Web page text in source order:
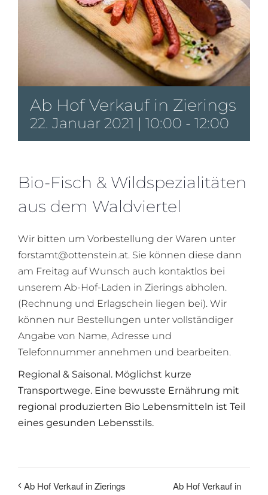
Ab Hof Verkauf in Zierings
22. Januar 2021 | 10:00 - 12:00
Bio-Fisch & Wildspezialitäten
aus dem Waldviertel
Wir bitten um Vorbestellung der Waren unter
forstamt@ottenstein.at. Sie können diese dann
am Freitag auf Wunsch auch kontaktlos bei
unserem Ab-Hof-Laden in Zierings abholen.
(Rechnung und Erlagschein liegen bei). Wir
können nur Bestellungen unter vollständiger
Angabe von Name, Adresse und
Telefonnummer annehmen und bearbeiten.
Regional & Saisonal. Möglichst kurze
Transportwege. Eine bewusste Ernährung mit
regional produzierten Bio Lebensmitteln ist Teil
eines gesunden Lebensstils.
Ab Hof Verkauf in Zierings
Ab Hof Verkauf in